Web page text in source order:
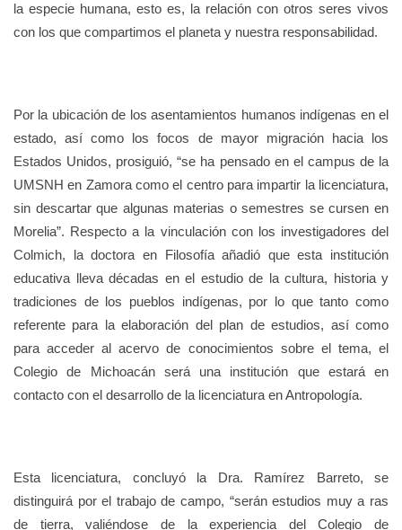
la especie humana, esto es, la relación con otros seres vivos
con los que compartimos el planeta y nuestra responsabilidad.
Por la ubicación de los asentamientos humanos indígenas en el
estado, así como los focos de mayor migración hacia los
Estados Unidos, prosiguió, “se ha pensado en el campus de la
UMSNH en Zamora como el centro para impartir la licenciatura,
sin descartar que algunas materias o semestres se cursen en
Morelia”. Respecto a la vinculación con los investigadores del
Colmich, la doctora en Filosofía añadió que esta institución
educativa lleva décadas en el estudio de la cultura, historia y
tradiciones de los pueblos indígenas, por lo que tanto como
referente para la elaboración del plan de estudios, así como
para acceder al acervo de conocimientos sobre el tema, el
Colegio de Michoacán será una institución que estará en
contacto con el desarrollo de la licenciatura en Antropología.
Esta licenciatura, concluyó la Dra. Ramírez Barreto, se
distinguirá por el trabajo de campo, “serán estudios muy a ras
de tierra, valiéndose de la experiencia del Colegio de